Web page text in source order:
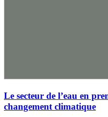
Le secteur de l’eau en
changement climatique